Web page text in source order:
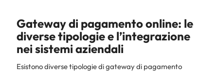
Gateway di pagamento online: le
diverse tipologie e l’integrazione
nei sistemi aziendali
Esistono diverse tipologie di gateway di pagamento